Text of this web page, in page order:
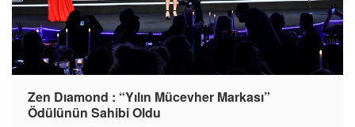
Zen Dıamond : “Yılın Mücevher Markası”
Ödülünün Sahibi Oldu